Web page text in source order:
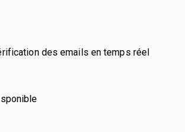
des emails en temps réel